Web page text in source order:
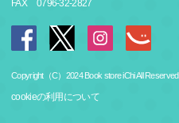
FAX
0796-32-2827
Copyright（C）2024 Book store iChi All Reserved.
cookieの利用について